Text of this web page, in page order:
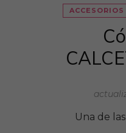
ACCESORIOS
Una de